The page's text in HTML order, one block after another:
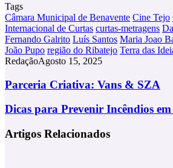
Tags
Câmara Municipal de Benavente Cine Tejo
Internacional de Curtas curtas-metragens
Fernando Galrito Luís Santos Maria Joao
João Pupo região do Ribatejo Terra das
RedaçãoAgosto 15, 2025
Parceria
Vans
&
Parceria Criativa: Vans & SZA
Dicas
Prevenir
Incêndios
Dicas para Prevenir Incêndios em
Artigos Relacionados